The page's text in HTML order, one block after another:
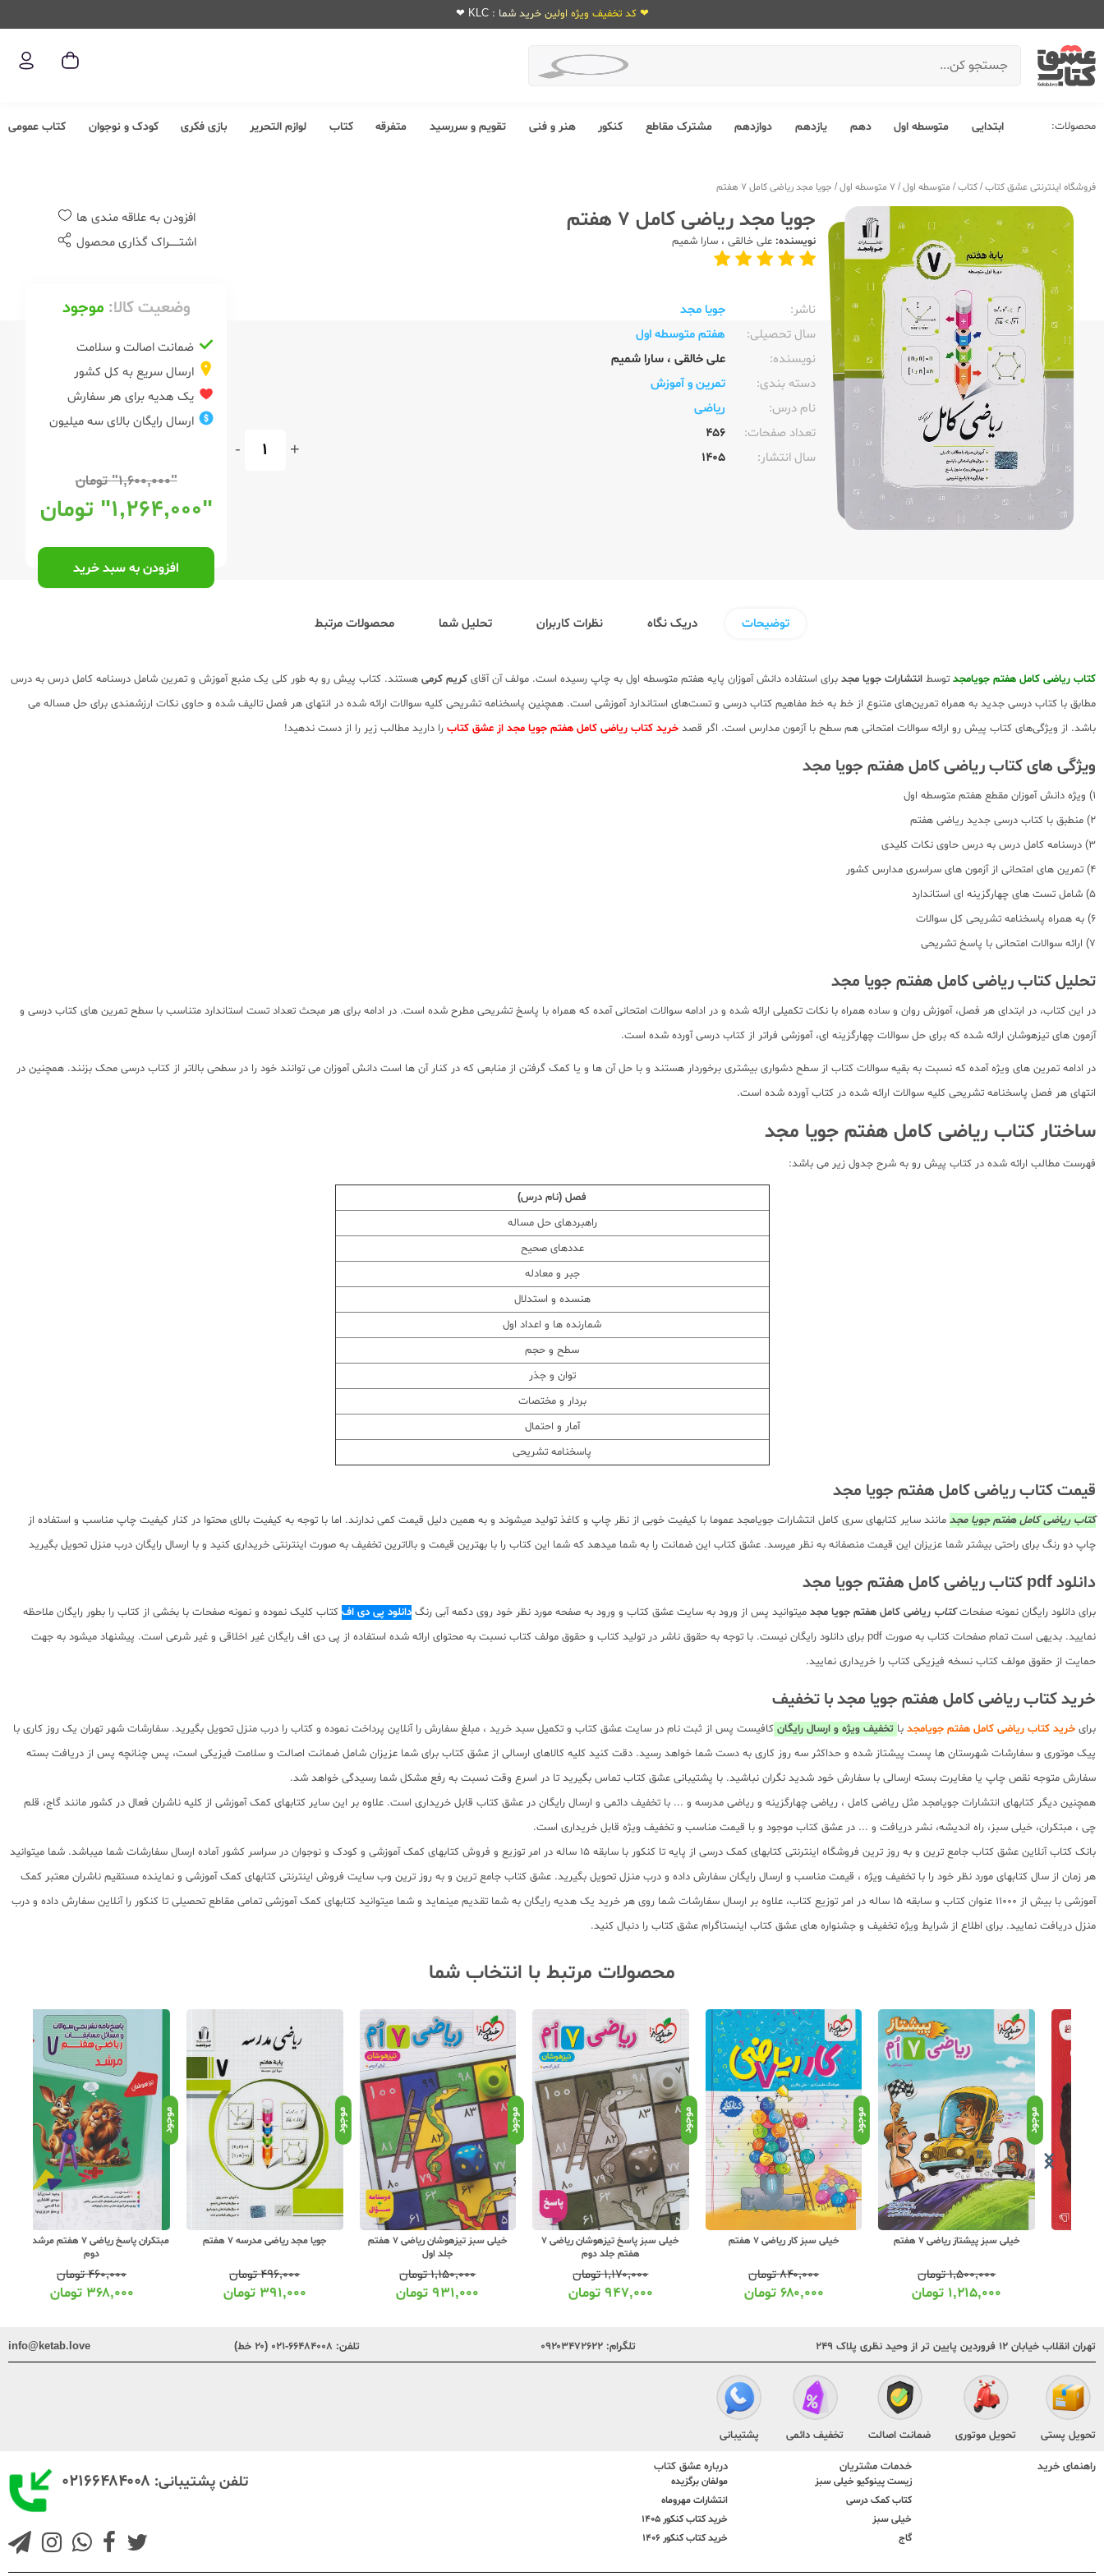
❤ کد تخفیف ویژه اولین خرید شما : KLC ❤
محصولات: ابتدایی متوسطه اول دهم یازدهم دوازدهم مشترک مقاطع کنکور هنر و فنی تقویم و سررسید متفرقه کتاب لوازم التحریر بازی فکری کودک و نوجوان کتاب عمومی
فروشگاه اینترنتی عشق کتاب/کتاب/ متوسطه اول/ 7 متوسطه اول / جویا مجد ریاضی کامل 7 هفتم
جویا مجد ریاضی کامل 7 هفتم
نویسنده: علی خالقی ، سارا شمیم
ناشر:‌
جویا مجد
سال تحصیلی:‌
هفتم متوسطه اول
نویسنده:‌
علی خالقی ، سارا شمیم
دسته بندی:
تمرین و آموزش
نام درس:
ریاضی
تعداد صفحات:‌
456
سال انتشار:‌
1405
+
-
افزودن به علاقه مندی ها
اشتــــــراک گذاری محصول
وضعیت کالا: موجود
ضمانت اصالت و سلامت
ارسال سریع به کل کشور
یک هدیه برای هر سفارش
ارسال رایگان بالای سه میلیون
"۱,۶۰۰,۰۰۰" تومان
"۱,۲۶۴,۰۰۰" تومان
افزودن به سبد خرید
توضیحات دریک نگاه نظرات کاربران تحلیل شما محصولات مرتبط
کتاب ریاضی کامل هفتم جویامجد توسط انتشارات جویا مجد برای استفاده دانش آموزان پایه هفتم متوسطه اول به چاپ رسیده است. مولف آن آقای کریم کرمی هستند. کتاب پیش رو به طور کلی یک منبع آموزش و تمرین شامل درسنامه کامل درس به درس
مطابق با کتاب درسی جدید به همراه تمرین‌های متنوع از خط به خط مفاهیم کتاب درسی و تست‌های استاندارد آموزشی است. همچنین پاسخنامه تشریحی کلیه سوالات ارائه شده در انتهای هر فصل تالیف شده و حاوی نکات ارزشمندی برای حل مساله می
باشد. از ویژگی‌های کتاب پیش رو ارائه سوالات امتحانی هم سطح با آزمون مدارس است. اگر قصد خرید کتاب ریاضی کامل هفتم جویا مجد از عشق کتاب را دارید مطالب زیر را از دست ندهید!
ویژگی های کتاب ریاضی کامل هفتم جویا مجد
1) ویژه دانش آموزان مقطع هفتم متوسطه اول
2) منطبق با کتاب درسی جدید ریاضی هفتم
3) درسنامه کامل درس به درس حاوی نکات کلیدی
4) تمرین های امتحانی از آزمون های سراسری مدارس کشور
5) شامل تست های چهارگزینه ای استاندارد
6) به همراه پاسخنامه تشریحی کل سوالات
7) ارائه سوالات امتحانی با پاسخ تشریحی
تحلیل کتاب ریاضی کامل هفتم جویا مجد
در این کتاب، در ابتدای هر فصل، آموزش روان و ساده همراه با نکات تکمیلی ارائه شده و در ادامه سوالات امتحانی آمده که همراه با پاسخ تشریحی مطرح شده است. در ادامه برای هر مبحث تعداد تست استاندارد متناسب با سطح تمرین های کتاب درسی و
آزمون های تیزهوشان ارائه شده که برای حل سوالات چهارگزینه ای، آموزشی فراتر از کتاب درسی آورده شده است.
در ادامه تمرین های ویژه آمده که نسبت به بقیه سوالات کتاب از سطح دشواری بیشتری برخوردار هستند و با حل آن ها و یا کمک گرفتن از منابعی که در کنار آن ها است دانش آموزان می توانند خود را در سطحی بالاتر از کتاب درسی محک بزنند. همچنین در
انتهای هر فصل پاسخنامه تشریحی کلیه سوالات ارائه شده در کتاب آورده شده است.
ساختار کتاب ریاضی کامل هفتم جویا مجد
فهرست مطالب ارائه شده در کتاب پیش رو به شرح جدول زیر می باشد:
فصل (نام درس)
راهبردهای حل مساله
عددهای صحیح
جبر و معادله
هنسده و استدلال
شمارنده ها و اعداد اول
سطح و حجم
توان و جذر
بردار و مختصات
آمار و احتمال
پاسخنامه تشریحی
قیمت کتاب ریاضی کامل هفتم جویا مجد
کتاب ریاضی کامل هفتم جویا مجد مانند سایر کتابهای سری کامل انتشارات جویامجد عموما با کیفیت خوبی از نظر چاپ و کاغذ تولید میشوند و به همین دلیل قیمت کمی ندارند. اما با توجه به کیفیت بالای محتوا در کنار کیفیت چاپ مناسب و استفاده از
چاپ دو رنگ برای راحتی بیشتر شما عزیزان این قیمت منصفانه به نظر میرسد. عشق کتاب این ضمانت را به شما میدهد که شما این کتاب را با بهترین قیمت و بالاترین تخفیف به صورت اینترنتی خریداری کنید و با ارسال رایگان درب منزل تحویل بگیرید
دانلود pdf کتاب ریاضی کامل هفتم جویا مجد
برای دانلود رایگان نمونه صفحاتکتاب ریاضی کامل هفتم جویا مجد میتوانید پس از ورود به سایت عشق کتاب و ورود به صفحه مورد نظر خود روی دکمه آبی رنگ دانلود پی دی اف کتاب کلیک نموده و نمونه صفحات با بخشی از کتاب را بطور رایگان ملاحظه
نمایید. بدیهی است تمام صفحات کتاب به صورت pdf برای دانلود رایگان نیست. با توجه به حقوق ناشر در تولید کتاب و حقوق مولف کتاب نسبت به محتوای ارائه شده استفاده از پی دی اف رایگان غیر اخلاقی و غیر شرعی است. پیشنهاد میشود به جهت
حمایت از حقوق مولف کتاب نسخه فیزیکی کتاب را خریداری نمایید.
خرید کتاب ریاضی کامل هفتم جویا مجد با تخفیف
برای خرید کتاب ریاضی کامل هفتم جویامجد با تخفیف ویژه و ارسال رایگان کافیست پس از ثبت نام در سایت عشق کتاب و تکمیل سبد خرید ، مبلغ سفارش را آنلاین پرداخت نموده و کتاب را درب منزل تحویل بگیرید. سفارشات شهر تهران یک روز کاری با
پیک موتوری و سفارشات شهرستان ها پست پیشتاز شده و حداکثر سه روز کاری به دست شما خواهد رسید. دقت کنید کلیه کالاهای ارسالی از عشق کتاب برای شما عزیزان شامل ضمانت اصالت و سلامت فیزیکی است، پس چنانچه پس از دریافت بسته
سفارش متوجه نقص چاپ یا مغایرت بسته ارسالی با سفارش خود شدید نگران نباشید. با پشتیبانی عشق کتاب تماس بگیرید تا در اسرع وقت نسبت به رفع مشکل شما رسیدگی خواهد شد.
همچنین دیگر کتابهای انتشارات جویامجد مثل ریاضی کامل ، ریاضی چهارگزینه و ریاضی مدرسه و ... با تخفیف دائمی و ارسال رایگان در عشق کتاب قابل خریداری است. علاوه بر این سایر کتابهای کمک آموزشی از کلیه ناشران فعال در کشور مانند گاج، قلم
چی ، مبتکران، خیلی سبز، راه اندیشه، نشر دریافت و ... در عشق کتاب موجود و با قیمت مناسب و تخفیف ویژه قابل خریداری است.
بانک کتاب آنلاین عشق کتاب جامع ترین و به روز ترین فروشگاه اینترنتی کتابهای کمک درسی از پایه تا کنکور با سابقه 15 ساله در امر توزیع و فروش کتابهای کمک آموزشی و کودک و نوجوان در سراسر کشور آماده ارسال سفارشات شما میباشد. شما میتوانید
هر زمان از سال کتابهای مورد نظر خود را با تخفیف ویژه ، قیمت مناسب و ارسال رایگان سفارش داده و درب منزل تحویل بگیرید. عشق کتاب جامع ترین و به روز ترین وب سایت فروش اینترنتی کتابهای کمک آموزشی و نماینده مستقیم ناشران معتبر کمک
آموزشی با بیش از 11000 عنوان کتاب و سابقه 15 ساله در امر توزیع کتاب، علاوه بر ارسال سفارشات شما روی هر خرید یک هدیه رایگان به شما تقدیم مینماید و شما میتوانید کتابهای کمک آموزشی تمامی مقاطع تحصیلی تا کنکور را آنلاین سفارش داده و درب
منزل دریافت نمایید. برای اطلاع از شرایط ویژه تخفیف و جشنواره های عشق کتاب اینستاگرام عشق کتاب را دنبال کنید.
محصولات مرتبط با انتخاب شما
موجود
خیلی سبز پیشتاز ریاضی 7 هفتم
۱,۵۰۰,۰۰۰تومان
۱,۲۱۵,۰۰۰تومان
موجود
خیلی سبز کار ریاضی 7 هفتم
۸۴۰,۰۰۰تومان
۶۸۰,۰۰۰تومان
موجود
خیلی سبز پاسخ تیزهوشان ریاضی 7
هفتم جلد دوم
۱,۱۷۰,۰۰۰تومان
۹۴۷,۰۰۰تومان
موجود
خیلی سبز تیزهوشان ریاضی 7 هفتم
جلد اول
۱,۱۵۰,۰۰۰تومان
۹۳۱,۰۰۰تومان
موجود
جویا مجد ریاضی مدرسه 7 هفتم
۴۹۶,۰۰۰تومان
۳۹۱,۰۰۰تومان
مبتکران پاسخ ریاضی 7 هفتم مرشد جلد
۴۶۰,۰۰۰تومان
۳۶۸,۰۰۰تومان
تهران انقلاب خیابان ۱۲ فروردین پایین تر از وحید نظری پلاک ۲۴۹ تلگرام: ۰۹۲۰۳۴۷۲۶۲۲ تلفن: ۶۶۴۸۴۰۰۸-۰۲۱ (۲۰ خط) info@ketab.love
تحویل پستی تحویل موتوری ضمانت اصالت تخفیف دائمی پشتیبانی
راهنمای خرید خدمات مشتریان
زیست پینوکیو خیلی سبز
کتاب کمک درسی
خیلی سبز
گاج
درباره عشق کتاب
مولفان برگزیده
انتشارات مهروماه
خرید کتاب کنکور 1405
خرید کتاب کنکور 1406
تلفن پشتیبانی: ۰۲۱۶۶۴۸۴۰۰۸